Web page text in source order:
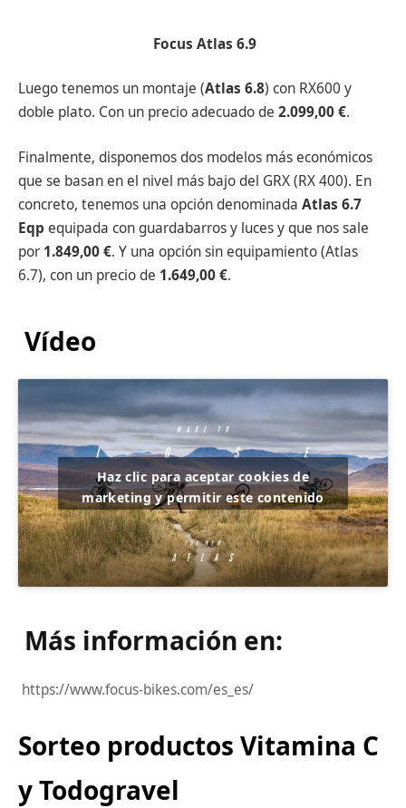
Focus Atlas 6.9
Luego tenemos un montaje (Atlas 6.8) con RX600 y
doble plato. Con un precio adecuado de 2.099,00 €.
Finalmente, disponemos dos modelos más económicos
que se basan en el nivel más bajo del GRX (RX 400). En
concreto, tenemos una opción denominada Atlas 6.7
Eqp equipada con guardabarros y luces y que nos sale
por 1.849,00 €. Y una opción sin equipamiento (Atlas
6.7), con un precio de 1.649,00 €.
Vídeo
Haz clic para aceptar cookies de
marketing y permitir este contenido
Más información en:
https://www.focus-bikes.com/es_es/
Sorteo productos Vitamina C
y Todogravel